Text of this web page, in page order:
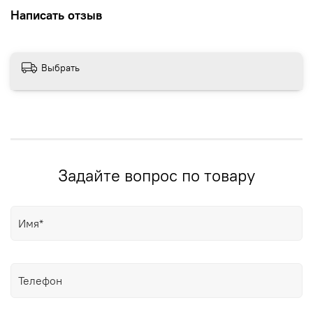
Написать отзыв
Выбрать
Задайте вопрос по товару